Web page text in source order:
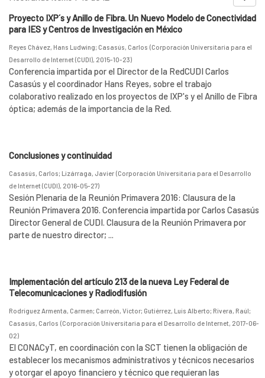
Proyecto IXP´s y Anillo de Fibra. Un Nuevo Modelo de Conectividad
para IES y Centros de Investigación en México
Reyes Chávez, Hans Ludwing; Casasús, Carlos (Corporación Universitaria para el
Desarrollo de Internet (CUDI), 2015-10-23)
Conferencia impartida por el Director de la RedCUDI Carlos
Casasús y el coordinador Hans Reyes, sobre el trabajo
colaborativo realizado en los proyectos de IXP's y el Anillo de Fibra
óptica; además de la importancia de la Red.
Conclusiones y continuidad
Casasús, Carlos; Lizárraga, Javier (Corporación Universitaria para el Desarrollo
de Internet (CUDI), 2016-05-27)
Sesión Plenaria de la Reunión Primavera 2016: Clausura de la
Reunión Primavera 2016. Conferencia impartida por Carlos Casasús
Director General de CUDI. Clausura de la Reunión Primavera por
parte de nuestro director; ...
Implementación del artículo 213 de la nueva Ley Federal de
Telecomunicaciones y Radiodifusión
Rodríguez Armenta, Carmen; Carreón, Víctor; Gutiérrez, Luis Alberto; Rivera, Raúl;
Casasús, Carlos (Corporación Universitaria para el Desarrollo de Internet, 2017-06-
02)
El CONACyT, en coordinación con la SCT tienen la obligación de
establecer los mecanismos administrativos y técnicos necesarios
y otorgar el apoyo financiero y técnico que requieran las